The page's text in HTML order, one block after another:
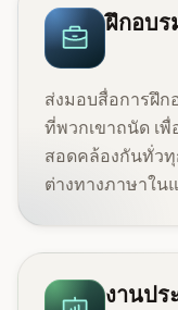
ฝึกอบร
ส่งมอบสื่อการฝึก
ที่พวกเขาถนัด เ
สอดคล้องกันทั่ว
ต่างทางภาษาใน
งานปร